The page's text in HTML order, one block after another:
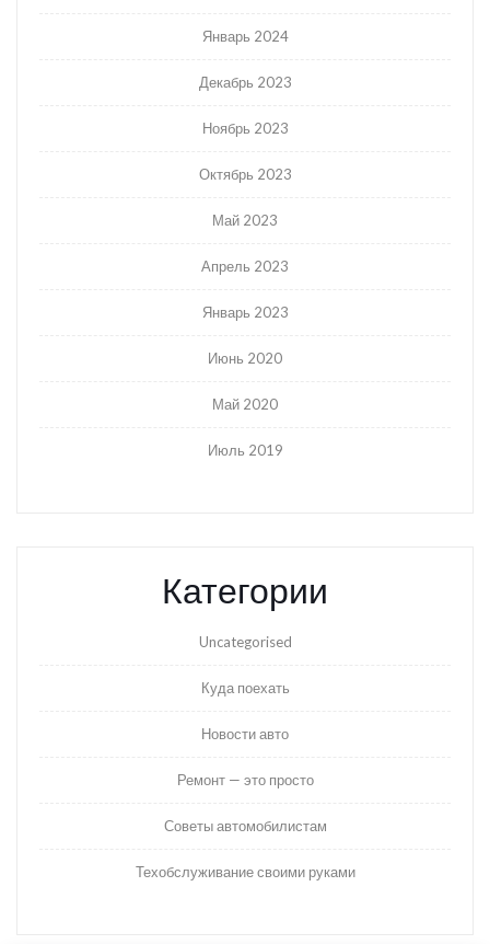
Январь 2024
Декабрь 2023
Ноябрь 2023
Октябрь 2023
Май 2023
Апрель 2023
Январь 2023
Июнь 2020
Май 2020
Июль 2019
Категории
Uncategorised
Куда поехать
Новости авто
Ремонт — это просто
Советы автомобилистам
Техобслуживание своими руками